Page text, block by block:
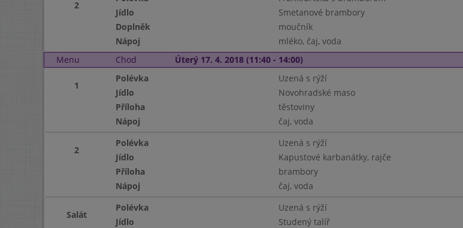
2
Jídlo
Smetanové brambory
Doplněk
moučník
Nápoj
mléko, čaj, voda
Menu
Chod Úterý 17. 4. 2018 (11:40 - 14:00)
1
Polévka Uzená s rýží
Jídlo
Novohradské maso
Příloha
těstoviny
Nápoj
čaj, voda
2
Polévka Uzená s rýží
Jídlo
Kapustové karbanátky, rajče
Příloha
brambory
Nápoj
čaj, voda
Salát
Polévka Uzená s rýží
Jídlo
Studený talíř